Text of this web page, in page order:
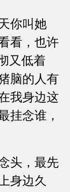
你叫她
看，也许
又低着
脑的人有
我身边这
挂念谁，
头，最先
身边久